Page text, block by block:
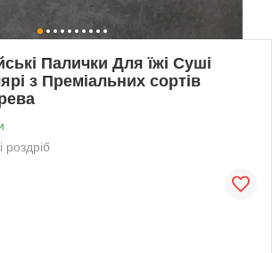
Палички Для їжі Суші
з Преміальних сортів
роздріб